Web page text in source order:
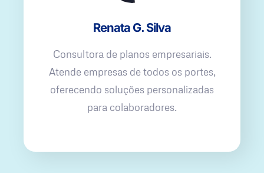
Renata G. Silva
Consultora de planos empresariais.
Atende empresas de todos os portes,
oferecendo soluções personalizadas
para colaboradores.